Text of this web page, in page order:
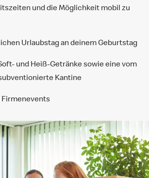
und die Möglichkeit mobil zu
Urlaubstag an deinem Geburtstag
und Heiß-Getränke sowie eine vom
Kantine
Firmenevents